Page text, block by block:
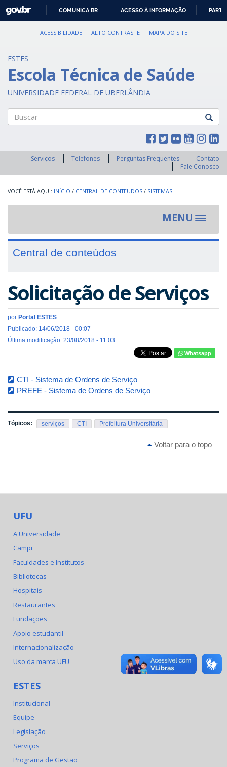
PARA
O
GOVBR
COMUNICA BR ACESSO À INFORMAÇÃO
ACESSIBILIDADE ALTO CONTRASTE MAPA DO SITE
ESTES
Escola Técnica de Saúde
UNIVERSIDADE FEDERAL DE UBERLÂNDIA
Serviços Telefones Perguntas Frequentes
Contato
Fale Conosco
INÍCIO / CENTRAL DE CONTEUDOS / SISTEMAS
MENU
Toggle
Central de conteúdos
Solicitação de Serviços
por Portal ESTES
Publicado: 14/06/2018 - 00:07
Última modificação: 23/08/2018 - 11:03
Whatsapp
CTI - Sistema de Ordens de Serviço
PREFE - Sistema de Ordens de Serviço
Tópicos: serviços CTI Prefeitura Universitária
Voltar para o topo
UFU
A Universidade
Campi
Faculdades e Institutos
Bibliotecas
Hospitais
Restaurantes
Fundações
Apoio estudantil
Internacionalização
Uso da marca UFU
ESTES
Institucional
Equipe
Legislação
Serviços
Programa de Gestão